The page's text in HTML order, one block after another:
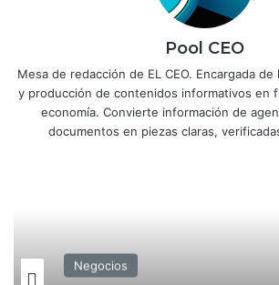
Pool CEO
Mesa de redacción de EL CEO. Encargada
y producción de contenidos informativos en
economía. Convierte información de
documentos en piezas claras,
Negocios